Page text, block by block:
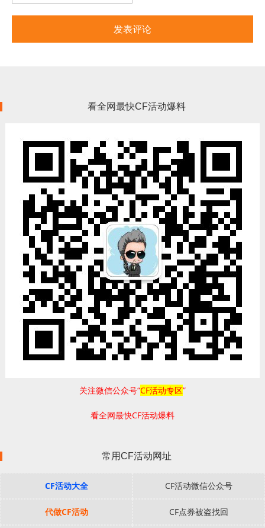
看全网最快CF活动爆料
关注微信公众号“CF活动专区”
看全网最快CF活动爆料
常用CF活动网址
CF活动大全 CF活动微信公众号
代做CF活动 CF点券被盗找回